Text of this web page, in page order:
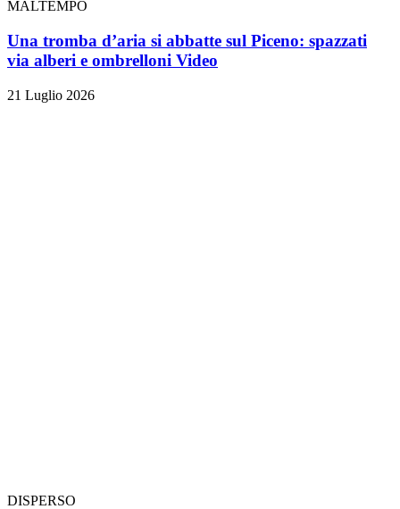
MALTEMPO
Una tromba d’aria si abbatte sul Piceno: spazzati
via alberi e ombrelloni Video
21 Luglio 2026
DISPERSO